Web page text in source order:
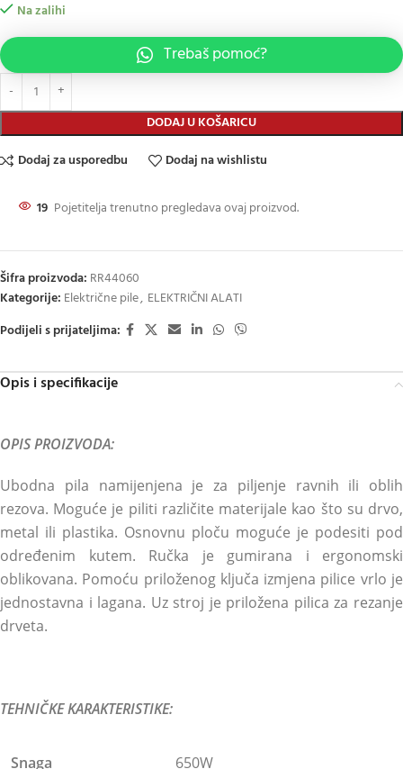
Na zalihi
DODAJ U KOŠARICU
Trebaš pomoć?
Dodaj za usporedbu Dodaj na wishlistu
19 Pojetitelja trenutno pregledava ovaj proizvod.
Šifra proizvoda: RR44060
Kategorije: Električne pile, ELEKTRIČNI ALATI
Podijeli s prijateljima:
Opis i specifikacije
OPIS PROIZVODA:
Ubodna pila namijenjena je za piljenje ravnih ili oblih
rezova. Moguće je piliti različite materijale kao što su drvo,
metal ili plastika. Osnovnu ploču moguće je podesiti pod
određenim kutem. Ručka je gumirana i ergonomski
oblikovana. Pomoću priloženog ključa izmjena pilice vrlo je
jednostavna i lagana. Uz stroj je priložena pilica za rezanje
drveta.
TEHNIČKE KARAKTERISTIKE:
Snaga 650W